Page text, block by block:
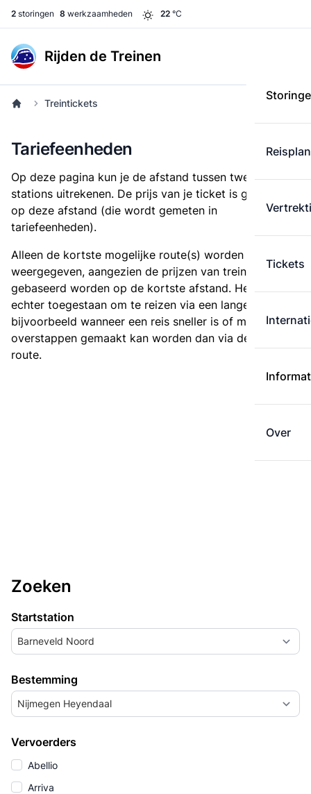
2 storingen 8 werkzaamheden 22 °C
Rijden de Treinen
Tickets
Over
Treintickets
Tariefeenheden
Op deze pagina kun je de afstand tussen twee
stations uitrekenen. De prijs van je ticket is gebaseerd
op deze afstand (die wordt gemeten in
tariefeenheden).
Alleen de kortste mogelijke route(s) worden
weergegeven, aangezien de prijzen van treintickets
gebaseerd worden op de kortste afstand. Het is
echter toegestaan om te reizen via een langere route,
bijvoorbeeld wanneer een reis sneller is of met minder
overstappen gemaakt kan worden dan via de kortste
route.
Zoeken
Startstation
Barneveld Noord
Bestemming
Nijmegen Heyendaal
Vervoerders
Abellio
Arriva